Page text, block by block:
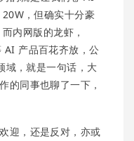
，但确实十分豪
内网版的龙虾，
产品百花齐放，公
域，就是一句话，大
的同事也聊了一下，
迎，还是反对，亦或